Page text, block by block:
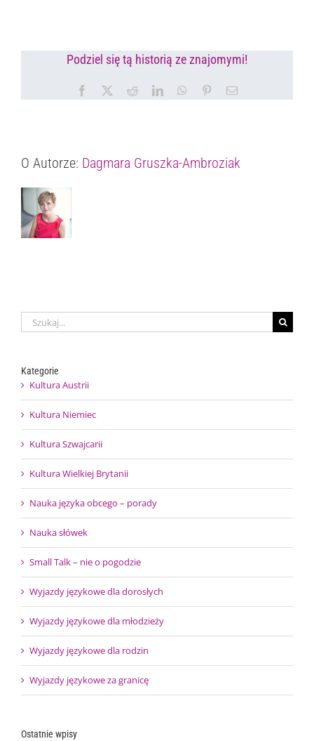
Podziel się tą historią ze znajomymi!
Facebook RedditLinkedInWhatsApp
PinterestEmail
O Autorze: Dagmara Gruszka-Ambroziak
Szukaj
Kategorie
Kultura Austrii
Kultura Niemiec
Kultura Szwajcarii
Kultura Wielkiej Brytanii
Nauka języka obcego – porady
Nauka słówek
Small Talk – nie o pogodzie
Wyjazdy językowe dla dorosłych
Wyjazdy językowe dla młodzieży
Wyjazdy językowe dla rodzin
Wyjazdy językowe za granicę
Ostatnie wpisy